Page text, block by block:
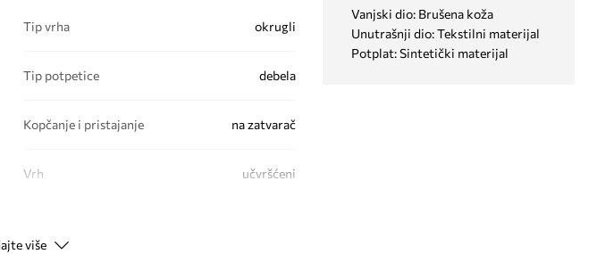
Tip vrha okrugli
Tip potpetice debela
Kopčanje i pristajanje na zatvarač
Vrh učvršćeni
PODACI O PROIZVODU
Vanjski dio: Brušena koža
Unutrašnji dio: Tekstilni materijal
Potplat: Sintetički materijal
više